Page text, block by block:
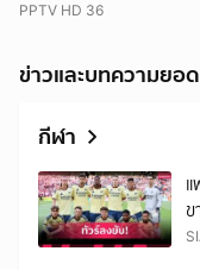
PPTV HD 36
ข่าวและบทความยอ
กีฬา